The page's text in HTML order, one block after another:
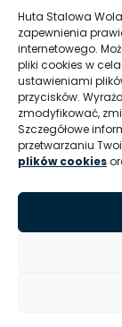
Huta Stalowa
zapewnienia
internetowego.
pliki cookies w
ustawieniami
przycisków.
zmodyfikować,
Szczegółowe
przetwarzaniu
plików cookies
38-500 Sanok
REGON
Kontakt
T:+48 (15) 813 51
E:marketing @
Zasady